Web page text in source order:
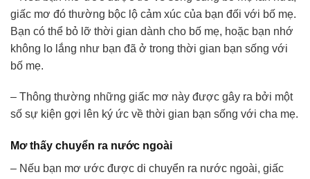
giấc mơ đó thường bộc lộ cảm xúc của bạn đối với bố mẹ.
Bạn có thể bỏ lỡ thời gian dành cho bố mẹ, hoặc bạn nhớ
không lo lắng như bạn đã ở trong thời gian bạn sống với
bố mẹ.
– Thông thường những giấc mơ này được gây ra bởi một
số sự kiện gợi lên ký ức về thời gian bạn sống với cha mẹ.
Mơ thấy chuyển ra nước ngoài
– Nếu bạn mơ ước được di chuyển ra nước ngoài, giấc